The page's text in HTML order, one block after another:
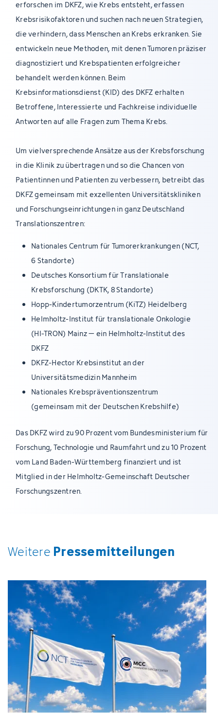
erforschen im DKFZ, wie Krebs entsteht, erfassen
Krebsrisikofaktoren und suchen nach neuen Strategien,
die verhindern, dass Menschen an Krebs erkranken. Sie
entwickeln neue Methoden, mit denen Tumoren präziser
diagnostiziert und Krebspatienten erfolgreicher
behandelt werden können. Beim
Krebsinformationsdienst (KID) des DKFZ erhalten
Betroffene, Interessierte und Fachkreise individuelle
Antworten auf alle Fragen zum Thema Krebs.
Um vielversprechende Ansätze aus der Krebsforschung
in die Klinik zu übertragen und so die Chancen von
Patientinnen und Patienten zu verbessern, betreibt das
DKFZ gemeinsam mit exzellenten Universitätskliniken
und Forschungseinrichtungen in ganz Deutschland
Translationszentren:
Nationales Centrum für Tumorerkrankungen (NCT,
6 Standorte)
Deutsches Konsortium für Translationale
Krebsforschung (DKTK, 8 Standorte)
Hopp-Kindertumorzentrum (KiTZ) Heidelberg
Helmholtz-Institut für translationale Onkologie
(HI-TRON) Mainz – ein Helmholtz-Institut des
DKFZ
DKFZ-Hector Krebsinstitut an der
Universitätsmedizin Mannheim
Nationales Krebspräventionszentrum
(gemeinsam mit der Deutschen Krebshilfe)
Das DKFZ wird zu 90 Prozent vom Bundesministerium für
Forschung, Technologie und Raumfahrt und zu 10 Prozent
vom Land Baden-Württemberg finanziert und ist
Mitglied in der Helmholtz-Gemeinschaft Deutscher
Forschungszentren.
Weitere Pressemitteilungen